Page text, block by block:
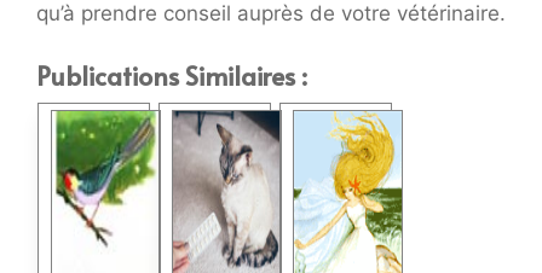
qu’à prendre conseil auprès de votre vétérinaire.
Publications Similaires :